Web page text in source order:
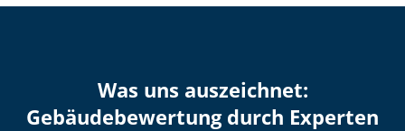
Was uns auszeichnet:
Ge­bäu­de­be­wer­tung durch Experten